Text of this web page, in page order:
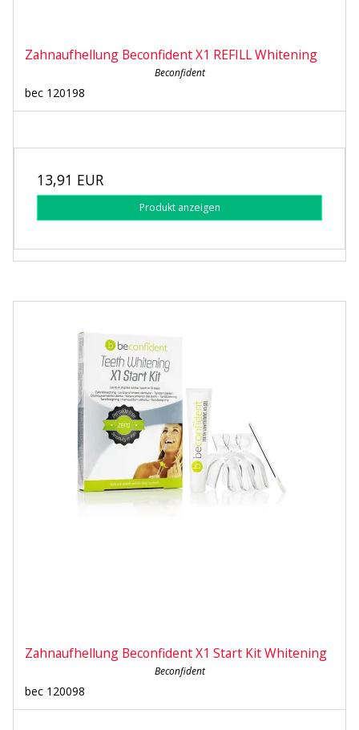
Zahnaufhellung Beconfident X1 REFILL Whitening
Beconfident
bec 120198
13,91 EUR
Produkt anzeigen
Zahnaufhellung Beconfident X1 Start Kit Whitening
Beconfident
bec 120098